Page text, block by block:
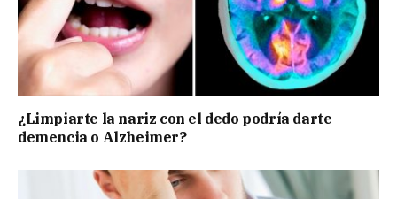
¿Limpiarte la nariz con el dedo podría darte
demencia o Alzheimer?